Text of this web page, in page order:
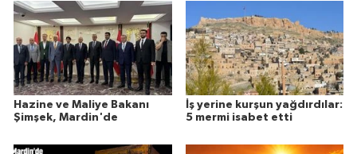
Hazine ve Maliye Bakanı
Şimşek, Mardin'de
İş yerine kurşun yağdırdılar:
5 mermi isabet etti